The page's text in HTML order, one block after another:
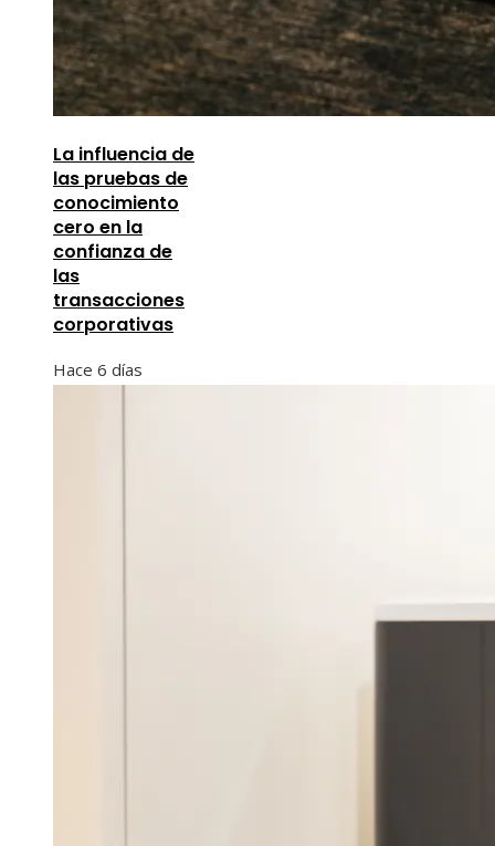
La influencia de
las pruebas de
conocimiento
cero en la
confianza de
las
transacciones
corporativas
Hace 6 días